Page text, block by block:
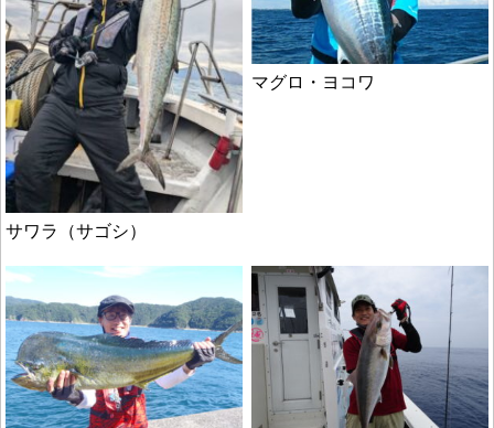
サワラ（サゴシ）
マグロ・ヨコワ